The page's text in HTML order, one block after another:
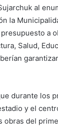
al
la
a
Salud,
durante los
y el
obras del